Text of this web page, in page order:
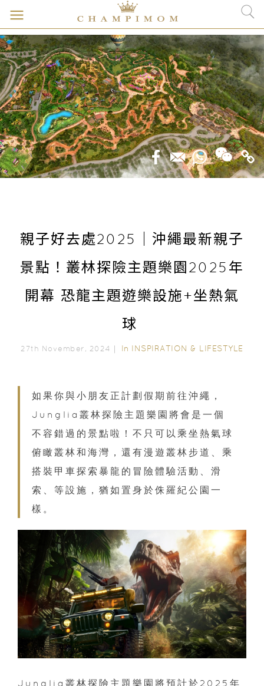
親子好去處2025｜沖繩最新親子
景點！叢林探險主題樂園2025年
開幕 恐龍主題遊樂設施+坐熱氣
球
27th November, 2024｜ In INSPIRATION & LIFESTYLE
如果你與小朋友正計劃假期前往沖繩，
Junglia叢林探險主題樂園將會是一個
不容錯過的景點啦！不只可以乘坐熱氣球
俯瞰叢林和海灣，還有漫遊叢林步道、乘
搭裝甲車探索暴龍的冒險體驗活動、滑
索、等設施，猶如置身於侏羅紀公園一
樣。
Junglia叢林探險主題樂園將預計於2025年